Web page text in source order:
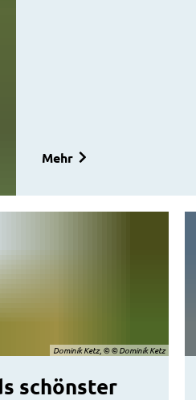
Mehr
Dominik Ketz, © © Dominik Ketz
schönster